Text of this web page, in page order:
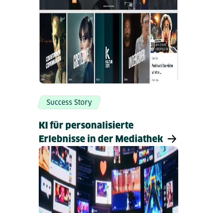
Success Story
KI für personalisierte
Erlebnisse in der Mediathek